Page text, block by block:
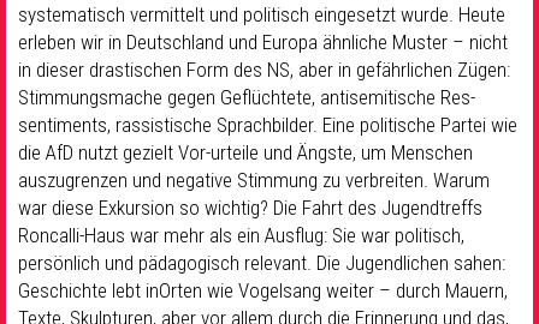
systematisch vermittelt und politisch eingesetzt wurde. Heute
erleben wir in Deutschland und Europa ähnliche Muster – nicht
in dieser drastischen Form des NS, aber in gefährlichen Zügen:
Stimmungsmache gegen Geflüchtete, antisemitische Res-
sentiments, rassistische Sprachbilder. Eine politische Partei wie
die AfD nutzt gezielt Vor-urteile und Ängste, um Menschen
auszugrenzen und negative Stimmung zu verbreiten. Warum
war diese Exkursion so wichtig? Die Fahrt des Jugendtreffs
Roncalli-Haus war mehr als ein Ausflug: Sie war politisch,
persönlich und pädagogisch relevant. Die Jugendlichen sahen:
Geschichte lebt inOrten wie Vogelsang weiter – durch Mauern,
Texte, Skulpturen, aber vor allem durch die Erinnerung und das,